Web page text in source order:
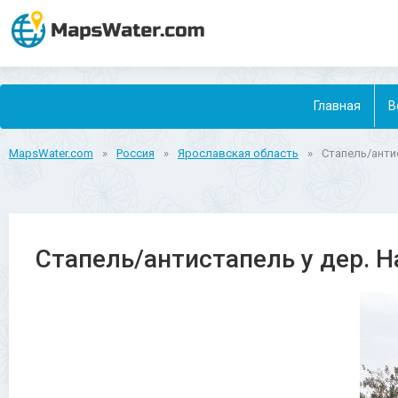
Главная
MapsWater.com » Россия » Ярославская область » Стапель/
Стапель/антистапель у дер.